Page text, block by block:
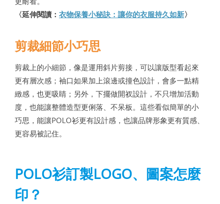
〈延伸閱讀： 衣物保養小秘訣：讓你的衣服持久如新〉
剪裁細節小巧思
剪裁上的小細節，像是運用斜片剪接，可以讓版型看起來
更有層次感；袖口如果加上滾邊或撞色設計，會多一點精
緻感，也更吸睛；另外，下擺做開衩設計，不只增加活動
度，也能讓整體造型更俐落、不呆板。這些看似簡單的小
巧思，能讓POLO衫更有設計感，也讓品牌形象更有質感、
更容易被記住。
POLO衫訂製LOGO、圖案怎麼
印？